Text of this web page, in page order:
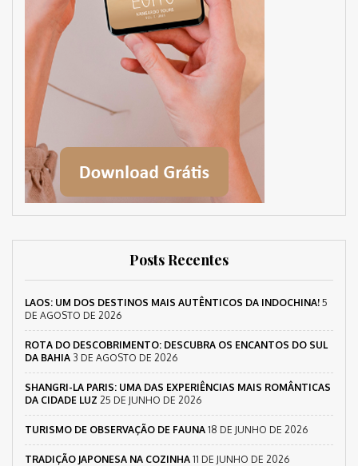
Posts Recentes
LAOS: UM DOS DESTINOS MAIS AUTÊNTICOS DA INDOCHINA! 5
DE AGOSTO DE 2026
ROTA DO DESCOBRIMENTO: DESCUBRA OS ENCANTOS DO SUL
DA BAHIA 3 DE AGOSTO DE 2026
SHANGRI-LA PARIS: UMA DAS EXPERIÊNCIAS MAIS ROMÂNTICAS
DA CIDADE LUZ 25 DE JUNHO DE 2026
TURISMO DE OBSERVAÇÃO DE FAUNA 18 DE JUNHO DE 2026
TRADIÇÃO JAPONESA NA COZINHA 11 DE JUNHO DE 2026